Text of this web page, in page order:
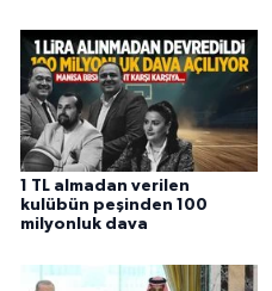
1 TL almadan verilen
kulübün peşinden 100
milyonluk dava